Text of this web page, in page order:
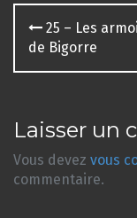
des
articles
25 – Les
de Bigorre
Laisser un
Vous devez vous
commentaire.